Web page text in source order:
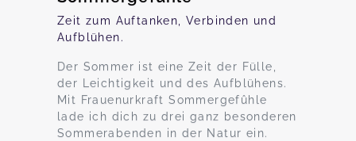
Zeit zum Auftanken, Verbinden und
Aufblühen.
Der Sommer ist eine Zeit der Fülle,
der Leichtigkeit und des Aufblühens.
Mit Frauenurkraft Sommergefûhle
lade ich dich zu drei ganz besonderen
Sommerabenden in der Natur ein.